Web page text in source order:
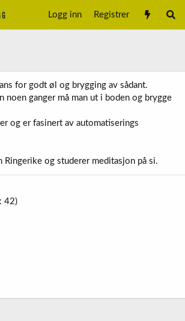
Logg inn Registrer
for godt øl og brygging av sådant.
noen ganger må man ut i boden og brygge
og er fasinert av automatiserings
Ringerike og studerer meditasjon på si.
42)